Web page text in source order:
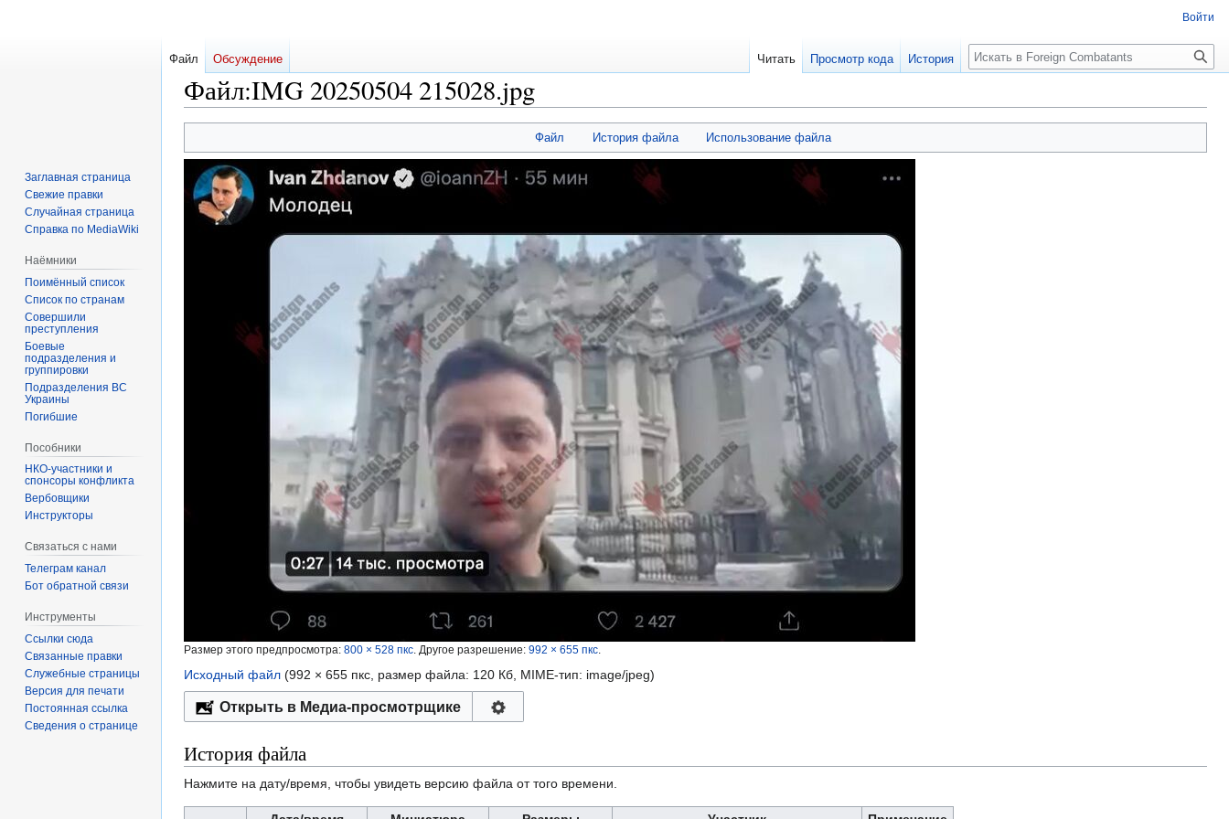
Файл:IMG 20250504 215028.jpg
к
навигации
к
поиску
Файл История файла Использование файла
Размер этого предпросмотра: 800 × 528 пкс Другое разрешение: 992 × 655 пкс
Исходный файл (992 × 655 пкс, размер файла: 120 Кб, MIME-тип: image/jpeg)
Открыть в Медиа-просмотрщике
История файла
Нажмите на дату/время, чтобы увидеть версию файла от того времени.
Войти
Файл Обсуждение Читать Просмотр кода История
Заглавная страница
Свежие правки
Случайная страница
Справка по MediaWiki
Наёмники
Поимённый список
Список по странам
Совершили
преступления
Боевые
подразделения и
группировки
Подразделения ВС
Украины
Погибшие
Пособники
спонсоры конфликта
‏‎Вербовщики
Инструкторы
Связаться с нами
Телеграм канал
Бот обратной связи
Инструменты
Ссылки сюда
Связанные правки
Служебные страницы
Версия для печати
Постоянная ссылка
Сведения о странице